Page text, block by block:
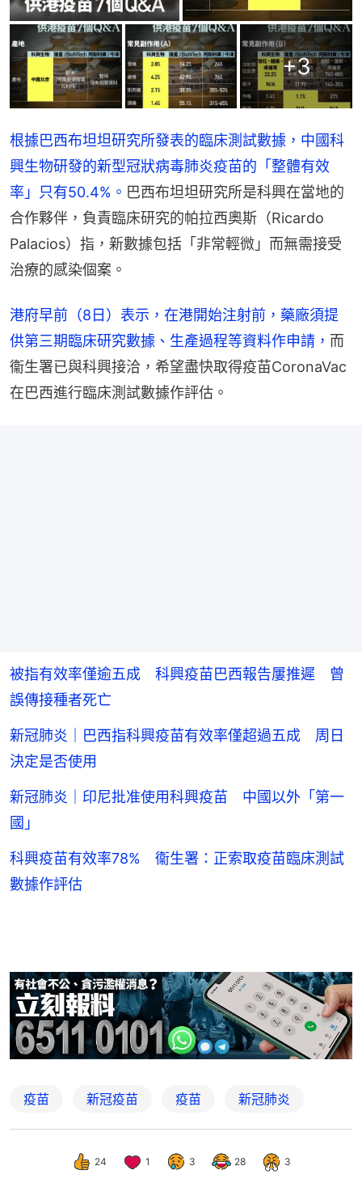
+3
根據巴西布坦坦研究所發表的臨床測試數據，中國科
興生物研發的新型冠狀病毒肺炎疫苗的「整體有效
率」只有50.4%。 巴西布坦坦研究所是科興在當地的
合作夥伴，負責臨床研究的帕拉西奧斯（Ricardo
Palacios）指，新數據包括「非常輕微」而無需接受
治療的感染個案。
港府早前（8日）表示，在港開始注射前，藥廠須提
供第三期臨床研究數據、生產過程等資料作申請， 而
衞生署已與科興接洽，希望盡快取得疫苗CoronaVac
在巴西進行臨床測試數據作評估。
被指有效率僅逾五成 科興疫苗巴西報告屢推遲 曾
誤傳接種者死亡
新冠肺炎｜巴西指科興疫苗有效率僅超過五成 周日
決定是否使用
新冠肺炎｜印尼批准使用科興疫苗 中國以外「第一
國」
科興疫苗有效率78% 衞生署：正索取疫苗臨床測試
數據作評估
疫苗 新冠疫苗 疫苗 新冠肺炎
24 1 3 28 3